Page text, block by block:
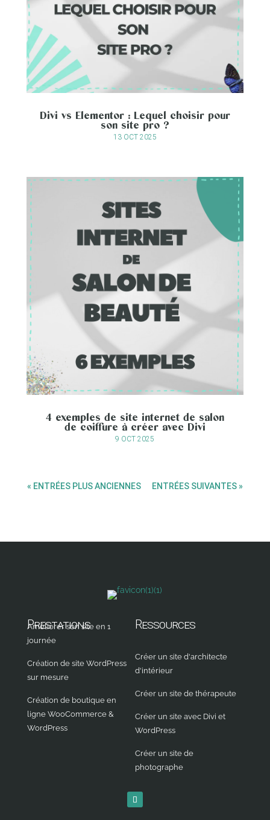
Divi vs Elementor : Lequel choisir pour
son site pro ?
13 OCT 2025
4 exemples de site internet de salon
de coiffure à créer avec Divi
9 OCT 2025
« ENTRÉES PLUS ANCIENNES ENTRÉES SUIVANTES »
Prestations
Améliorer son site en 1
journée
Création de site WordPress
sur mesure
Création de boutique en
ligne WooCommerce &
WordPress
Ressources
Créer un site d'architecte
d'intérieur
Créer un site de thérapeute
Créer un site avec Divi et
WordPress
Créer un site de
photographe